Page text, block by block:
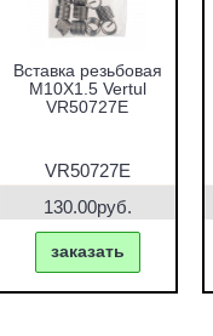
Вставка резьбовая
M10X1.5 Vertul
VR50727E
VR50727E
130.00руб.
заказать